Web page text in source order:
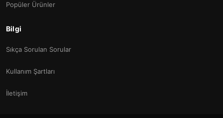
Popüler Ürünler
Bilgi
Sıkça Sorulan Sorular
Kullanım Şartları
İletişim